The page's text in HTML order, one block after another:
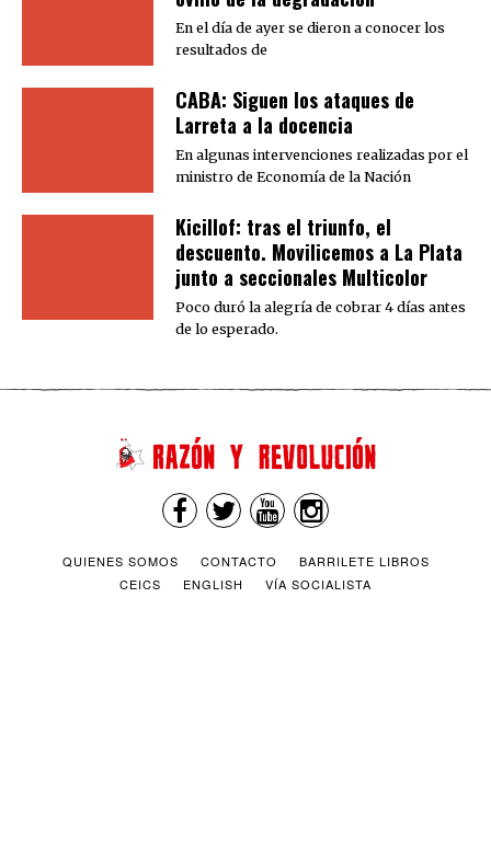
En el día de ayer se dieron a conocer los
resultados de
CABA: Siguen los ataques de
Larreta a la docencia
En algunas intervenciones realizadas por el
ministro de Economía de la Nación
Kicillof: tras el triunfo, el
descuento. Movilicemos a La Plata
junto a seccionales Multicolor
Poco duró la alegría de cobrar 4 días antes
de lo esperado.
QUIENES SOMOS CONTACTO
BARRILETE LIBROS
CEICS
ENGLISH VÍA SOCIALISTA